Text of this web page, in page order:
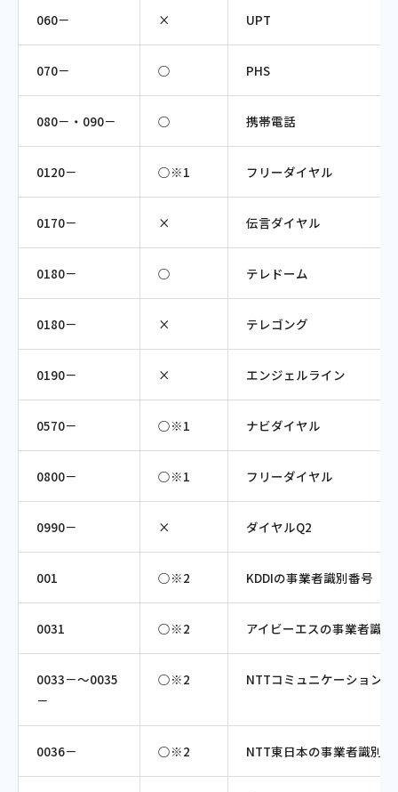
060－ × UPT
070－ ○ PHS
080－・090－ ○ 携帯電話
0120－ ○※1 フリーダイヤル
0170－ × 伝言ダイヤル
0180－ ○ テレドーム
0180－ × テレゴング
0190－ × エンジェルライン
0570－ ○※1 ナビダイヤル
0800－ ○※1 フリーダイヤル
0990－ × ダイヤルQ2
001 ○※2 KDDIの事業者識別番号（
0031 ○※2 アイビーエスの事業者識
0033－～0035
－
○※2 NTTコミュニケーション
0036－ ○※2 NTT東日本の事業者識別